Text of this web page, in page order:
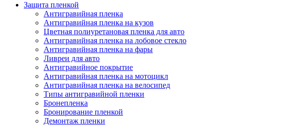
Защита пленкой
Антигравийная пленка
Антигравийная пленка на кузов
Цветная полиуретановая пленка для авто
Антигравийная пленка на лобовое стекло
Антигравийная пленка на фары
Ливреи для авто
Антигравийное покрытие
Антигравийная пленка на мотоцикл
Антигравийная пленка на велосипед
Типы антигравийной пленки
Бронепленка
Бронирование пленкой
Демонтаж пленки